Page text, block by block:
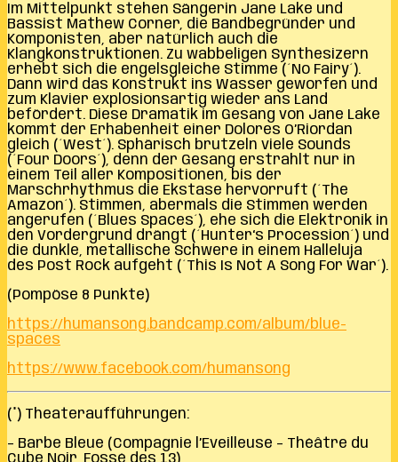
Im Mittelpunkt stehen Sängerin Jane Lake und
Bassist Mathew Corner, die Bandbegründer und
Komponisten, aber natürlich auch die
Klangkonstruktionen. Zu wabbeligen Synthesizern
erhebt sich die engelsgleiche Stimme (´No Fairy´).
Dann wird das Konstrukt ins Wasser geworfen und
zum Klavier explosionsartig wieder ans Land
befördert. Diese Dramatik im Gesang von Jane Lake
kommt der Erhabenheit einer Dolores O’Riordan
gleich (´West´). Sphärisch brutzeln viele Sounds
(´Four Doors´), denn der Gesang erstrahlt nur in
einem Teil aller Kompositionen, bis der
Marschrhythmus die Ekstase hervorruft (´The
Amazon´). Stimmen, abermals die Stimmen werden
angerufen (´Blues Spaces´), ehe sich die Elektronik in
den Vordergrund drängt (´Hunter‘s Procession´) und
die dunkle, metallische Schwere in einem Halleluja
des Post Rock aufgeht (´This Is Not A Song For War´).
(Pompöse 8 Punkte)
https://humansong.bandcamp.com/album/blue-
spaces
https://www.facebook.com/humansong
(*) Theateraufführungen:
– Barbe Bleue (Compagnie l’Eveilleuse – Théâtre du
Cube Noir, Fossé des 13)